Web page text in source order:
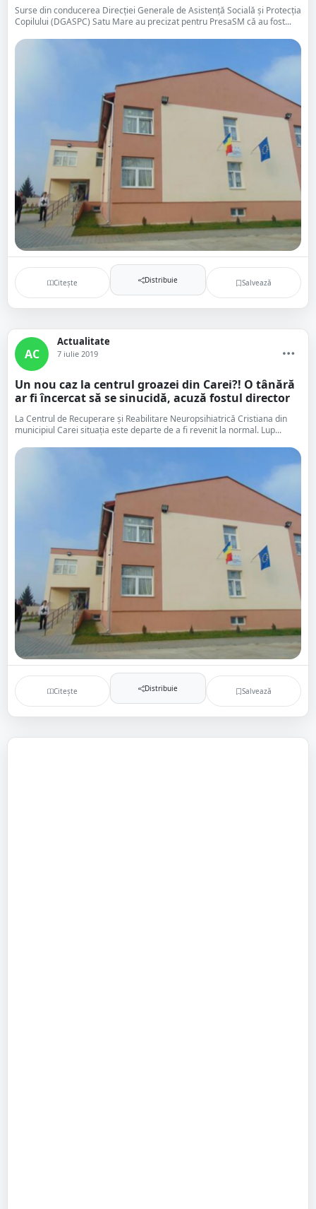
Surse din conducerea Direcției Generale de Asistență Socială și Protecția
Copilului (DGASPC) Satu Mare au precizat pentru PresaSM că au fost...
Citește Distribuie Salvează
AC
Actualitate
7 iulie 2019
Un nou caz la centrul groazei din Carei?! O tânără
ar fi încercat să se sinucidă, acuză fostul director
La Centrul de Recuperare şi Reabilitare Neuropsihiatrică Cristiana din
municipiul Carei situația este departe de a fi revenit la normal. Lup...
Citește Distribuie Salvează